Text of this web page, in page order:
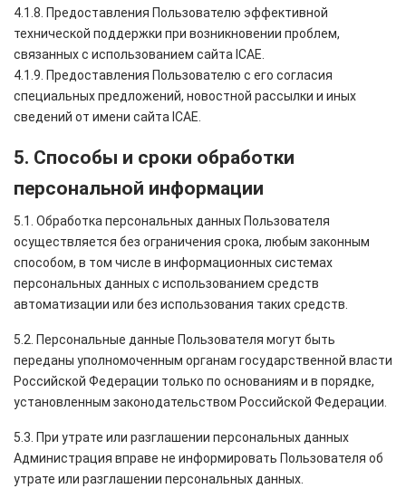
4.1.8. Предоставления Пользователю эффективной
технической поддержки при возникновении проблем,
связанных с использованием сайта ICAE.
4.1.9. Предоставления Пользователю с его согласия
специальных предложений, новостной рассылки и иных
сведений от имени сайта ICAE.
5. Способы и сроки обработки
персональной информации
5.1. Обработка персональных данных Пользователя
осуществляется без ограничения срока, любым законным
способом, в том числе в информационных системах
персональных данных с использованием средств
автоматизации или без использования таких средств.
5.2. Персональные данные Пользователя могут быть
переданы уполномоченным органам государственной власти
Российской Федерации только по основаниям и в порядке,
установленным законодательством Российской Федерации.
5.3. При утрате или разглашении персональных данных
Администрация вправе не информировать Пользователя об
утрате или разглашении персональных данных.